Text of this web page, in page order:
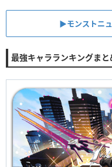
▶︎モンストニ
最強キャラランキングまと